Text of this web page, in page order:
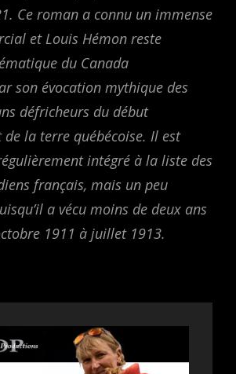
Ce roman a connu un immense
et Louis Hémon reste
du Canada
son évocation mythique des
défricheurs du début
de la terre québécoise. Il est
intégré à la liste des
français, mais un peu
a vécu moins de deux ans
1911 à juillet 1913.